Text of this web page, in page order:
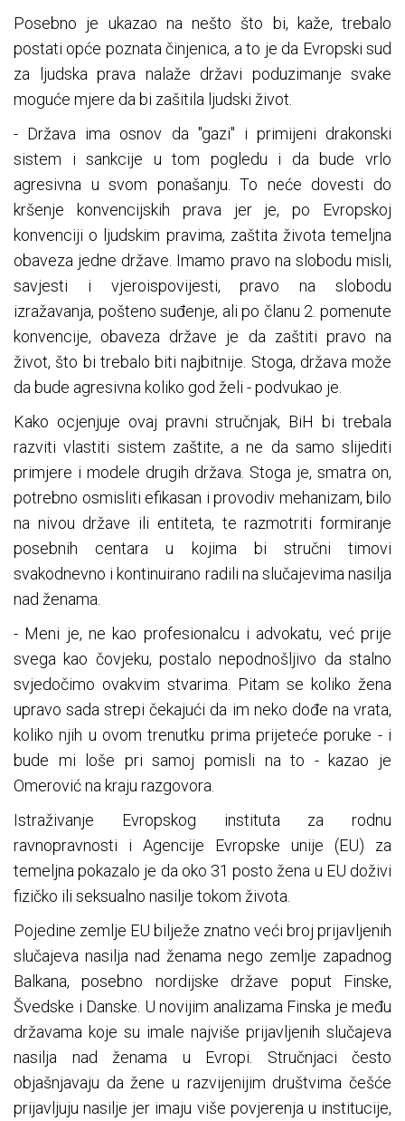
Posebno je ukazao na nešto što bi, kaže, trebalo
postati opće poznata činjenica, a to je da Evropski sud
za ljudska prava nalaže državi poduzimanje svake
moguće mjere da bi zašitila ljudski život.
- Država ima osnov da "gazi" i primijeni drakonski
sistem i sankcije u tom pogledu i da bude vrlo
agresivna u svom ponašanju. To neće dovesti do
kršenje konvencijskih prava jer je, po Evropskoj
konvenciji o ljudskim pravima, zaštita života temeljna
obaveza jedne države. Imamo pravo na slobodu misli,
savjesti i vjeroispovijesti, pravo na slobodu
izražavanja, pošteno suđenje, ali po članu 2. pomenute
konvencije, obaveza države je da zaštiti pravo na
život, što bi trebalo biti najbitnije. Stoga, država može
da bude agresivna koliko god želi - podvukao je.
Kako ocjenjuje ovaj pravni stručnjak, BiH bi trebala
razviti vlastiti sistem zaštite, a ne da samo slijediti
primjere i modele drugih država. Stoga je, smatra on,
potrebno osmisliti efikasan i provodiv mehanizam, bilo
na nivou države ili entiteta, te razmotriti formiranje
posebnih centara u kojima bi stručni timovi
svakodnevno i kontinuirano radili na slučajevima nasilja
nad ženama.
- Meni je, ne kao profesionalcu i advokatu, već prije
svega kao čovjeku, postalo nepodnošljivo da stalno
svjedočimo ovakvim stvarima. Pitam se koliko žena
upravo sada strepi čekajući da im neko dođe na vrata,
koliko njih u ovom trenutku prima prijeteće poruke - i
bude mi loše pri samoj pomisli na to - kazao je
Omerović na kraju razgovora.
Istraživanje Evropskog instituta za rodnu
ravnopravnosti i Agencije Evropske unije (EU) za
temeljna pokazalo je da oko 31 posto žena u EU doživi
fizičko ili seksualno nasilje tokom života.
Pojedine zemlje EU bilježe znatno veći broj prijavljenih
slučajeva nasilja nad ženama nego zemlje zapadnog
Balkana, posebno nordijske države poput Finske,
Švedske i Danske. U novijim analizama Finska je među
državama koje su imale najviše prijavljenih slučajeva
nasilja nad ženama u Evropi. Stručnjaci često
objašnjavaju da žene u razvijenijim društvima češće
prijavljuju nasilje jer imaju više povjerenja u institucije,